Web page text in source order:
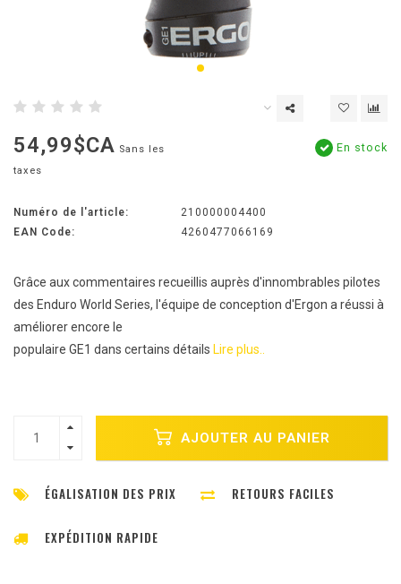
54,99$CA Sans les
taxes
En stock
Numéro de l'article:
210000004400
EAN Code:
4260477066169
Grâce aux commentaires recueillis auprès d'innombrables pilotes
des Enduro World Series, l'équipe de conception d'Ergon a réussi à
améliorer encore le
populaire GE1 dans certains détails Lire plus..
AJOUTER AU PANIER
ÉGALISATION DES PRIX RETOURS FACILES
EXPÉDITION RAPIDE